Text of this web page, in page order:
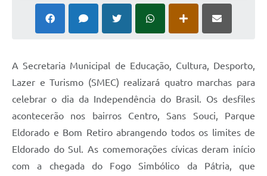
A Secretaria Municipal de Educação, Cultura, Desporto,
Lazer e Turismo (SMEC) realizará quatro marchas para
celebrar o dia da Independência do Brasil. Os desfiles
acontecerão nos bairros Centro, Sans Souci, Parque
Eldorado e Bom Retiro abrangendo todos os limites de
Eldorado do Sul. As comemorações cívicas deram início
com a chegada do Fogo Simbólico da Pátria, que